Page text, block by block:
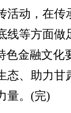
活动，在传
线等方面做
色金融文化
态、助力甘
量。(完)